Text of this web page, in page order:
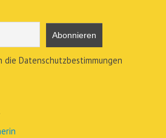
Datenschutzbestimmungen